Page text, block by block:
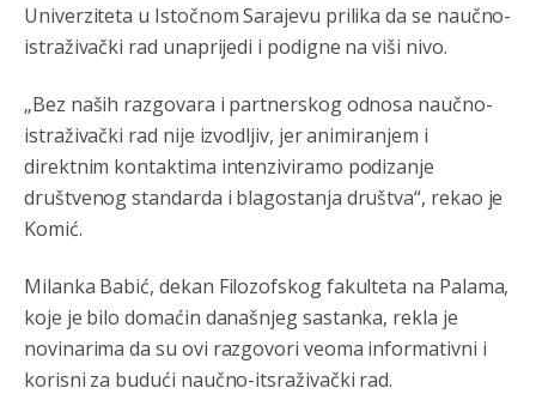
Univerziteta u Istočnom Sarajevu prilika da se naučno-
istraživački rad unaprijedi i podigne na viši nivo.
„Bez naših razgovara i partnerskog odnosa naučno-
istraživački rad nije izvodljiv, jer animiranjem i
direktnim kontaktima intenziviramo podizanje
društvenog standarda i blagostanja društva“, rekao je
Komić.
Milanka Babić, dekan Filozofskog fakulteta na Palama,
koje je bilo domaćin današnjeg sastanka, rekla je
novinarima da su ovi razgovori veoma informativni i
korisni za budući naučno-itsraživački rad.
Анонимно2022778 јуче 3:59
jedna baba i jedan švercer dezerter ratni profiter i
ikonokradica .... ende
Анонимно2802605 јуче 5:25
Милорад Додик је доживотни предсједник државе
Републике Српске! Душмани ће умријети од муке,не
Анонимно2802622 јуче 5:29
Mile je predsjednik stranke kao recimo Bakir ili Dragan a
tzv.rsneće nikad biti država,samo pokrajina u državi
Bosni i Hercegovini